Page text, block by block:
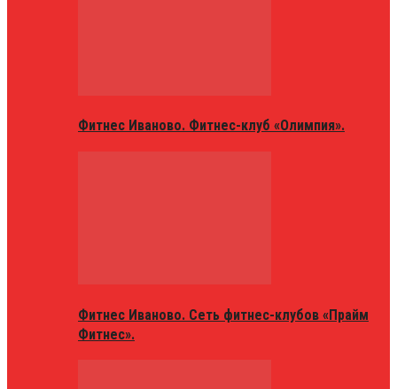
Фитнес Иваново. Фитнес-клуб «Олимпия».
Фитнес Иваново. Сеть фитнес-клубов «Прайм
Фитнес».